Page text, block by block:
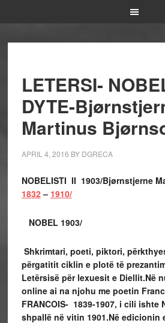
LETERSI-
DYTE-
Martinus
APRIL 4, 2016 BY DGRECA
NOBELISTI II 1903/Bjørnstjerne
1832 – 1910/
NOBEL 1903/
Shkrimtari, poeti, piktori,
përgatitit ciklin e plotë të
Letërsisë për lexuesit e Diellit.Në
online ai na njohu me poetin
FRANCOIS-1839-1907, i cili ishte
shpallë në vitin 1901.Në edicionin